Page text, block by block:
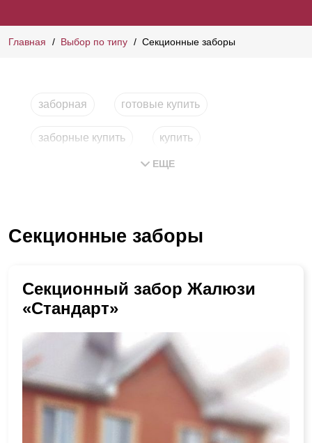
Главная Выбор по типу Секционные заборы
заборная готовые купить
заборные купить купить
сборный забор
ЕЩЕ
Секционные заборы
Секционный забор Жалюзи
«Стандарт»